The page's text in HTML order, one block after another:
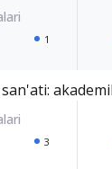
1
3